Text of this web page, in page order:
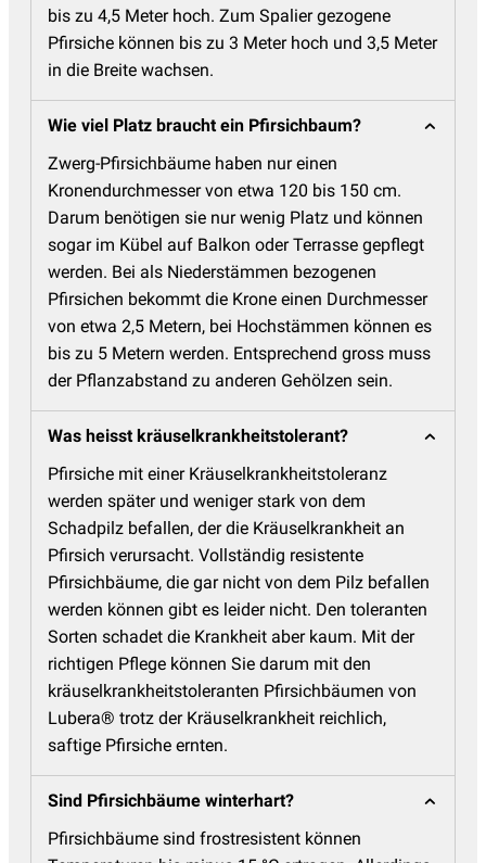
bis zu 4,5 Meter hoch. Zum Spalier gezogene
Pfirsiche können bis zu 3 Meter hoch und 3,5 Meter
in die Breite wachsen.
Wie viel Platz braucht ein Pfirsichbaum?
Zwerg-Pfirsichbäume haben nur einen
Kronendurchmesser von etwa 120 bis 150 cm.
Darum benötigen sie nur wenig Platz und können
sogar im Kübel auf Balkon oder Terrasse gepflegt
werden. Bei als Niederstämmen bezogenen
Pfirsichen bekommt die Krone einen Durchmesser
von etwa 2,5 Metern, bei Hochstämmen können es
bis zu 5 Metern werden. Entsprechend gross muss
der Pflanzabstand zu anderen Gehölzen sein.
Was heisst kräuselkrankheitstolerant?
Pfirsiche mit einer Kräuselkrankheitstoleranz
werden später und weniger stark von dem
Schadpilz befallen, der die Kräuselkrankheit an
Pfirsich verursacht. Vollständig resistente
Pfirsichbäume, die gar nicht von dem Pilz befallen
werden können gibt es leider nicht. Den toleranten
Sorten schadet die Krankheit aber kaum. Mit der
richtigen Pflege können Sie darum mit den
kräuselkrankheitstoleranten Pfirsichbäumen von
Lubera® trotz der Kräuselkrankheit reichlich,
saftige Pfirsiche ernten.
Sind Pfirsichbäume winterhart?
Pfirsichbäume sind frostresistent können